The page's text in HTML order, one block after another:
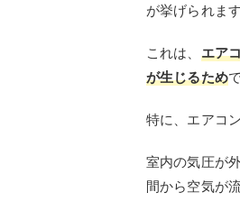
が挙げられます
これは、 エア
が生じるため
特に、エアコ
室内の気圧が
間から空気が